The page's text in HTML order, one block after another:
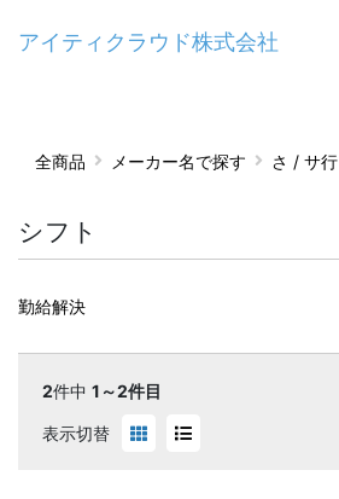
アイティクラウド株式会社
全商品 メーカー名で探す さ / サ行
シフト
勤給解決
2件中 1～2件目
表示切替